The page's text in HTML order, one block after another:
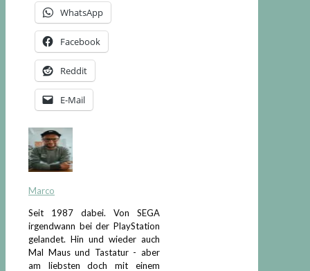
WhatsApp
Facebook
Reddit
E-Mail
Marco
Seit 1987 dabei. Von SEGA
irgendwann bei der PlayStation
gelandet. Hin und wieder auch
Mal Maus und Tastatur - aber
am liebsten doch mit einem